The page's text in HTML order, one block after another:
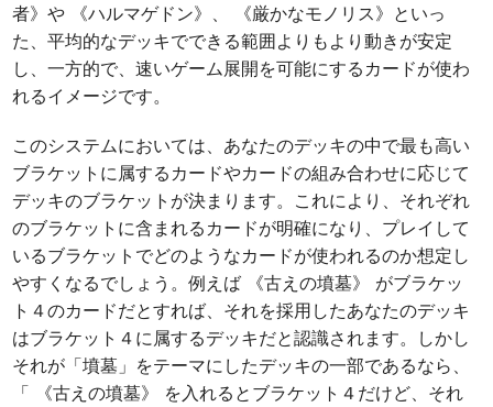
者》や 《ハルマゲドン》、 《厳かなモノリス》といっ
た、平均的なデッキでできる範囲よりもより動きが安定
し、一方的で、速いゲーム展開を可能にするカードが使わ
れるイメージです。
このシステムにおいては、あなたのデッキの中で最も高い
ブラケットに属するカードやカードの組み合わせに応じて
デッキのブラケットが決まります。これにより、それぞれ
のブラケットに含まれるカードが明確になり、プレイして
いるブラケットでどのようなカードが使われるのか想定し
やすくなるでしょう。例えば 《古えの墳墓》 がブラケッ
ト４のカードだとすれば、それを採用したあなたのデッキ
はブラケット４に属するデッキだと認識されます。しかし
それが「墳墓」をテーマにしたデッキの一部であるなら、
「 《古えの墳墓》 を入れるとブラケット４だけど、それ